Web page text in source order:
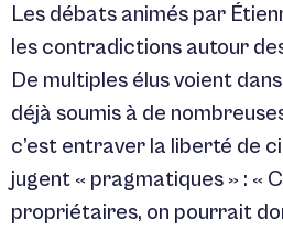
Les débats animés par
les contradictions autour
De multiples élus voient
déjà soumis à de
c’est entraver la liberté de
jugent « pragmatiques » : «
propriétaires, on pourrait